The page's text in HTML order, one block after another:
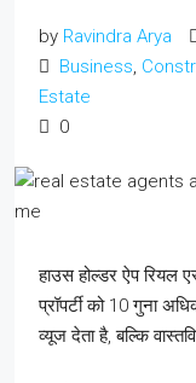
by Ravindra Arya
Business,
Estate
0
हाउस होल्डर ऐप रियल
प्रॉपर्टी को 10 गुना
व्यूज देता है, बल्कि